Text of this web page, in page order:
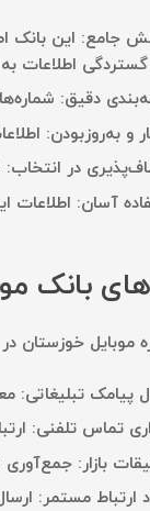
جامع: این بانک
اطلاعات
دقیق:
و به‌روزبودن:
در انتخاب:
آسان: اطلاعات
بانک
موبایل خوزستان
پیامک تبلیغاتی:
تماس تلفنی:
بازار: جمع‌آوری
ارتباط مستمر: